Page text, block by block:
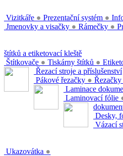
Vizitkáře ● Prezentační systém ●
Jmenovky a visačky ● Rámečky ●
štítků a etiketovací kleště
Štítkovače ● Tiskárny štítků ●
Řezací stroje a příslušenství
Pákové řezačky ● Řezačky
Laminace
Laminovací fólie
Desky,
Vázací
Ukazovátka ●